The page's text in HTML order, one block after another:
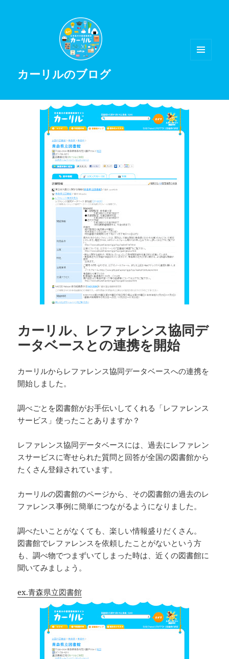
カーリルのブログ
カーリル、レファレンス協同デ
ータベースとの連携を開始
カーリルからレファレンス協同データベースへの連携を
開始しました。
調べごとを図書館がお手伝いしてくれる「レファレンス
サービス」使ったことありますか？
レファレンス協同データベースには、過去にレファレン
スサービスに寄せられた質問と回答が全国の図書館から
たくさん登録されています。
カーリルの図書館のページから、その図書館の過去のレ
ファレンス事例に簡単につながるようになりました。
調べたいことがなくても、楽しい情報盛りだくさん。
図書館でレファレンスを依頼したことがないという方
も、調べ物でつまずいてしまった時は、近くの図書館に
聞いてみましょう。
ex.青森県立図書館